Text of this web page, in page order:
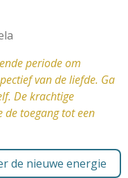
periode om
van de liefde. Ga
De krachtige
de toegang tot een
de nieuwe energie